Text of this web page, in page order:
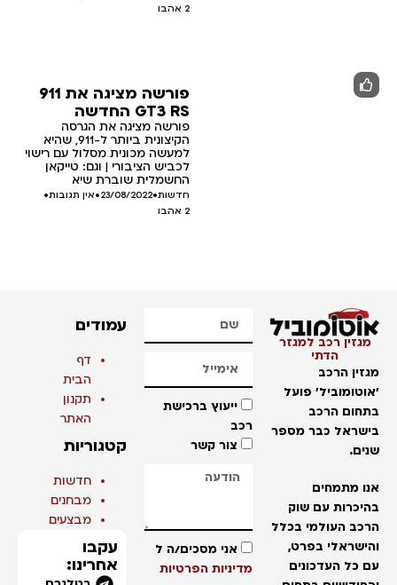
2 אהבו
פורשה מציגה את 911
GT3 RS החדשה
פורשה מציגה את הגרסה
הקיצונית ביותר ל-911, שהיא
למעשה מכונית מסלול עם רישוי
לכביש הציבורי | וגם: טייקאן
החשמלית שוברת שיא
חדשות•
23/08/2022
•אין תגובות•
2 אהבו
מגזין רכב למגזר
הדתי
מגזין הרכב
'אוטומוביל' פועל
בתחום הרכב
בישראל כבר מספר
שנים.
אנו מתמחים
בהיכרות עם שוק
הרכב העולמי בכלל
והישראלי בפרט,
עם כל העדכונים
ייעוץ ברכישת
רכב
צור קשר
אני מסכים/ה ל
מדיניות הפרטיות
עמודים
דף
הבית
תקנון
האתר
קטגוריות
חדשות
מבחנים
מבצעים
עקבו
אחרינו: